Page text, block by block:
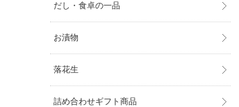
だし・食卓の一品
お漬物
落花生
詰め合わせギフト商品